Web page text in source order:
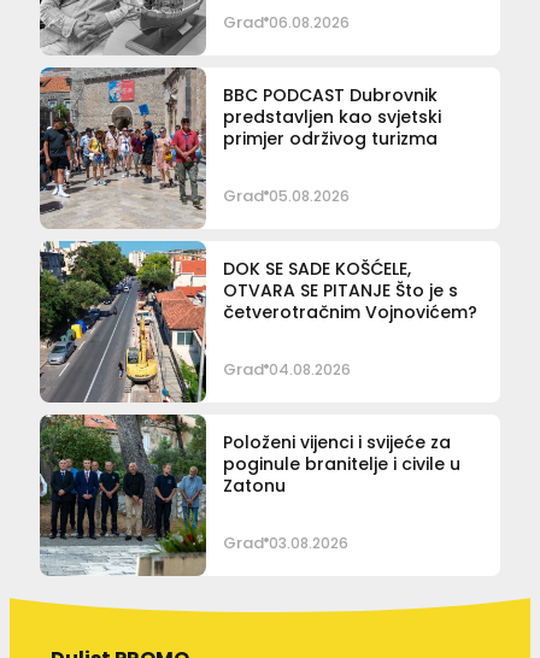
Grad 06.08.2026
BBC PODCAST Dubrovnik
predstavljen kao svjetski
primjer održivog turizma
Grad 05.08.2026
DOK SE SADE KOŠĆELE,
OTVARA SE PITANJE Što je s
četverotračnim Vojnovićem?
Grad 04.08.2026
Položeni vijenci i svijeće za
poginule branitelje i civile u
Zatonu
Grad 03.08.2026